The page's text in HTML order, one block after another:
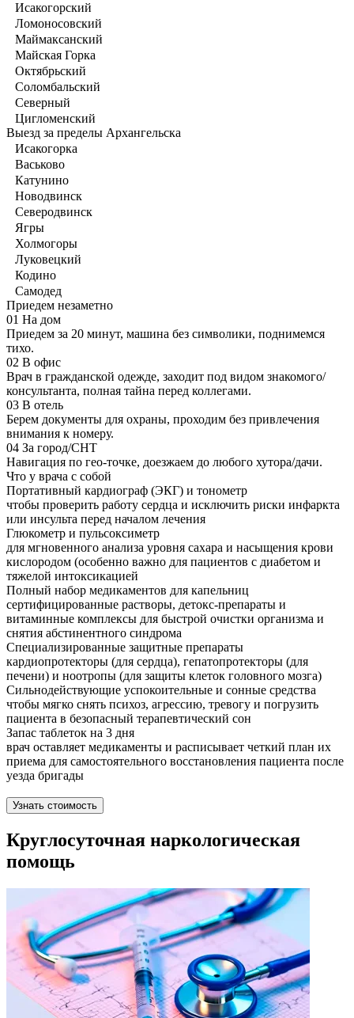
Исакогорский
Ломоносовский
Маймаксанский
Майская Горка
Октябрьский
Соломбальский
Северный
Цигломенский
Выезд за пределы Архангельска
Исакогорка
Васьково
Катунино
Новодвинск
Северодвинск
Ягры
Холмогоры
Луковецкий
Кодино
Самодед
Приедем незаметно
01 На дом
Приедем за 20 минут, машина без символики, поднимемся
тихо.
02 В офис
Врач в гражданской одежде, заходит под видом знакомого/
консультанта, полная тайна перед коллегами.
03 В отель
Берем документы для охраны, проходим без привлечения
внимания к номеру.
04 За город/СНТ
Навигация по гео-точке, доезжаем до любого хутора/дачи.
Что у врача с собой
Портативный кардиограф (ЭКГ) и тонометр
чтобы проверить работу сердца и исключить риски инфаркта
или инсульта перед началом лечения
Глюкометр и пульсоксиметр
для мгновенного анализа уровня сахара и насыщения крови
кислородом (особенно важно для пациентов с диабетом и
тяжелой интоксикацией
Полный набор медикаментов для капельниц
сертифицированные растворы, детокс-препараты и
витаминные комплексы для быстрой очистки организма и
снятия абстинентного синдрома
Специализированные защитные препараты
кардиопротекторы (для сердца), гепатопротекторы (для
печени) и ноотропы (для защиты клеток головного мозга)
Сильнодействующие успокоительные и сонные средства
чтобы мягко снять психоз, агрессию, тревогу и погрузить
пациента в безопасный терапевтический сон
Запас таблеток на 3 дня
врач оставляет медикаменты и расписывает четкий план их
приема для самостоятельного восстановления пациента после
уезда бригады
Узнать стоимость
Круглосуточная наркологическая
помощь